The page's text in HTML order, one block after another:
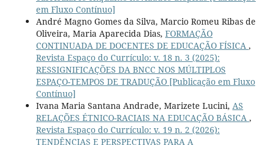
em Fluxo Contínuo]
André Magno Gomes da Silva, Marcio Romeu Ribas de
Oliveira, Maria Aparecida Dias, FORMAÇÃO
CONTINUADA DE DOCENTES DE EDUCAÇÃO FÍSICA ,
Revista Espaço do Currículo: v. 18 n. 3 (2025):
RESSIGNIFICAÇÕES DA BNCC NOS MÚLTIPLOS
ESPAÇO-TEMPOS DE TRADUÇÃO [Publicação em Fluxo
Contínuo]
Ivana Maria Santana Andrade, Marizete Lucini, AS
RELAÇÕES ÉTNICO-RACIAIS NA EDUCAÇÃO BÁSICA ,
Revista Espaço do Currículo: v. 19 n. 2 (2026):
TENDÊNCIAS E PERSPECTIVAS PARA A